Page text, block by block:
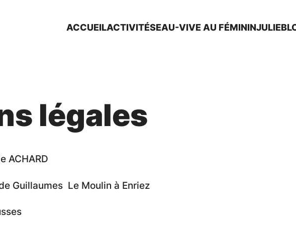
ACCUEILACTIVITÉSEAU-VIVE AU FÉMININJULIE
légales
ACHARD
Guillaumes Le Moulin à Enriez